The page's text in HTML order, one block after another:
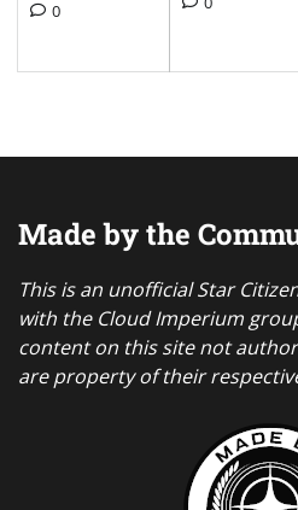
0
Made by the
This is an unofficial Star
with the Cloud Imperium
content on this site not
are property of their